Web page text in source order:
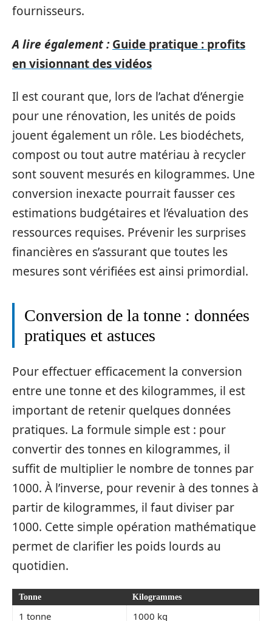
fournisseurs.
A lire également : Guide pratique : profits
en visionnant des vidéos
Il est courant que, lors de l’achat d’énergie
pour une rénovation, les unités de poids
jouent également un rôle. Les biodéchets,
compost ou tout autre matériau à recycler
sont souvent mesurés en kilogrammes. Une
conversion inexacte pourrait fausser ces
estimations budgétaires et l’évaluation des
ressources requises. Prévenir les surprises
financières en s’assurant que toutes les
mesures sont vérifiées est ainsi primordial.
Conversion de la tonne : données
pratiques et astuces
Pour effectuer efficacement la conversion
entre une tonne et des kilogrammes, il est
important de retenir quelques données
pratiques. La formule simple est : pour
convertir des tonnes en kilogrammes, il
suffit de multiplier le nombre de tonnes par
1000. À l’inverse, pour revenir à des tonnes à
partir de kilogrammes, il faut diviser par
1000. Cette simple opération mathématique
permet de clarifier les poids lourds au
quotidien.
Tonne Kilogrammes
1 tonne
1000 kg